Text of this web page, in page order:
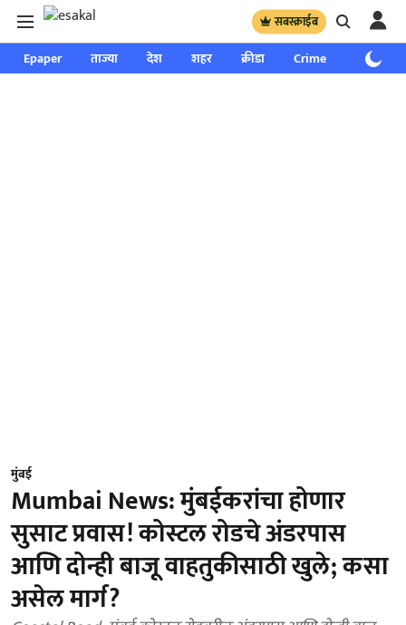
सबस्क्राईब
Epaper ताज्या देश शहर क्रीडा Crime साप्ताहिक
मुंबई
Mumbai News: मुंबईकरांचा होणार
सुसाट प्रवास! कोस्टल रोडचे अंडरपास
आणि दोन्ही बाजू वाहतुकीसाठी खुले; कसा
असेल मार्ग?